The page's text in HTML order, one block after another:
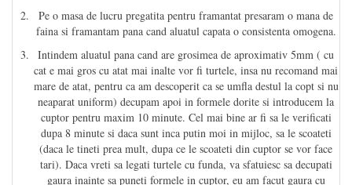
Pe o masa de lucru pregatita pentru framantat presaram o mana de
faina si framantam pana cand aluatul capata o consistenta omogena.
Intindem aluatul pana cand are grosimea de aproximativ 5mm ( cu
cat e mai gros cu atat mai inalte vor fi turtele, insa nu recomand mai
mare de atat, pentru ca am descoperit ca se umfla destul la copt si nu
neaparat uniform) decupam apoi in formele dorite si introducem la
cuptor pentru maxim 10 minute. Cel mai bine ar fi sa le verificati
dupa 8 minute si daca sunt inca putin moi in mijloc, sa le scoateti
(daca le tineti prea mult, dupa ce le scoateti din cuptor se vor face
tari). Daca vreti sa legati turtele cu funda, va sfatuiesc sa decupati
gaura inainte sa puneti formele in cuptor, eu am facut gaura cu